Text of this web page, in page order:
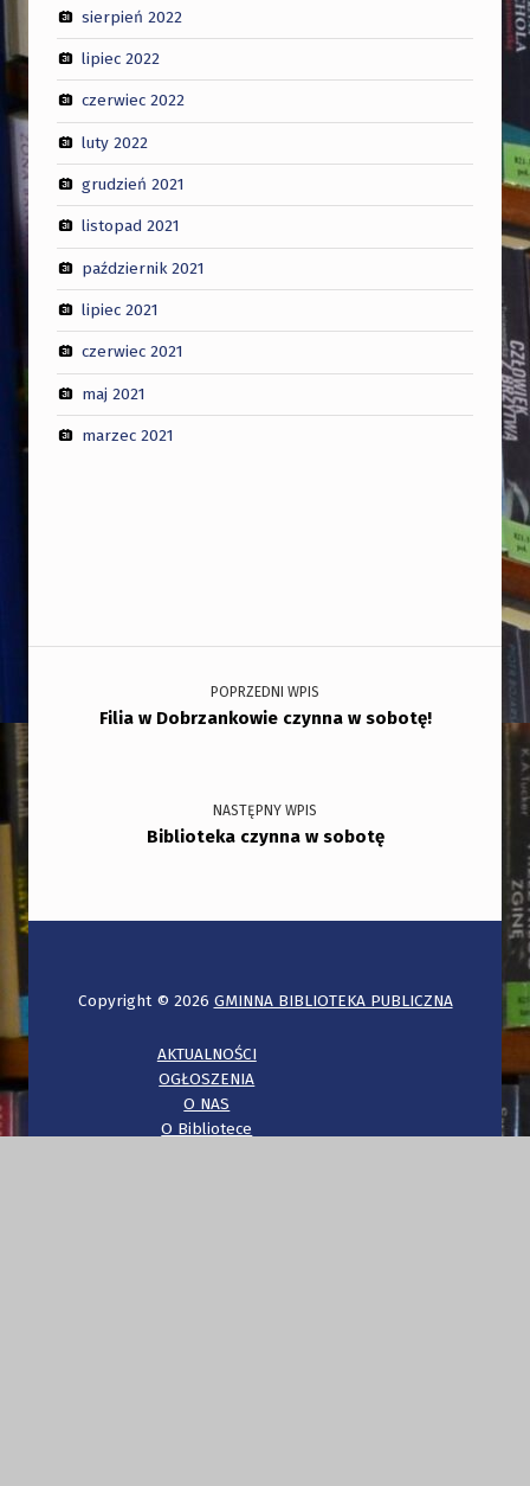
sierpień 2022
lipiec 2022
czerwiec 2022
luty 2022
grudzień 2021
listopad 2021
październik 2021
lipiec 2021
czerwiec 2021
maj 2021
marzec 2021
Nawigacja wpisu
POPRZEDNI WPIS
Filia w Dobrzankowie czynna w sobotę!
NASTĘPNY WPIS
Biblioteka czynna w sobotę
Copyright © 2026 GMINNA BIBLIOTEKA PUBLICZNA
AKTUALNOŚCI
OGŁOSZENIA
O NAS
O Bibliotece